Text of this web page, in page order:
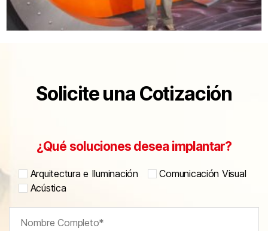
Solicite una Cotización
¿Qué soluciones desea implantar?
Arquitectura e Iluminación
Comunicación Visual
Acústica